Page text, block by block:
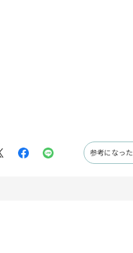
参考になった